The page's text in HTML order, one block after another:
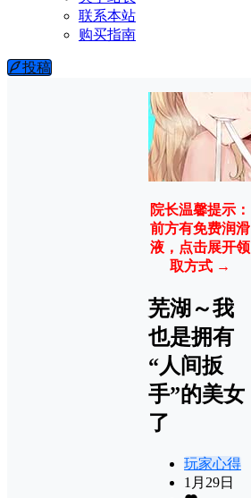
联系本站
购买指南
投稿
院长温馨提示：
前方有免费润滑
液，点击展开领
取方式 →
芜湖～我
也是拥有
“人间扳
手”的美女
了
玩家心得
1月29日